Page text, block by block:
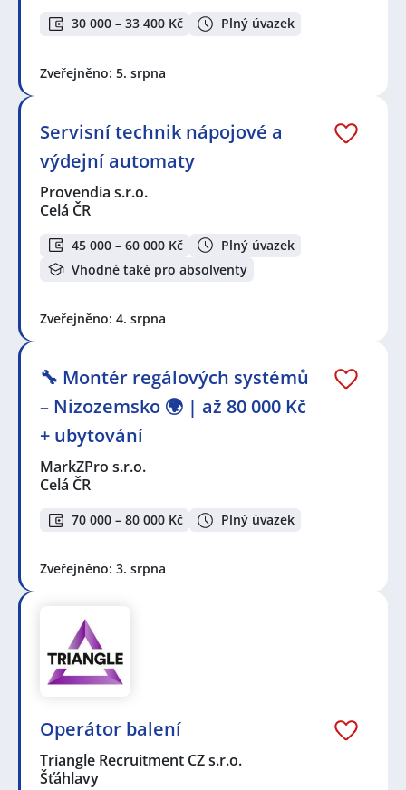
30 000 – 33 400 Kč Plný úvazek
Zveřejněno: 5. srpna
Servisní technik nápojové a
výdejní automaty
Provendia s.r.o.
Celá ČR
45 000 – 60 000 Kč
Plný úvazek
Vhodné také pro absolventy
Zveřejněno: 4. srpna
🔧 Montér regálových systémů
– Nizozemsko 🌍 | až 80 000 Kč
+ ubytování
MarkZPro s.r.o.
Celá ČR
70 000 – 80 000 Kč Plný úvazek
Zveřejněno: 3. srpna
Operátor balení
Triangle Recruitment CZ s.r.o.
Šťáhlavy